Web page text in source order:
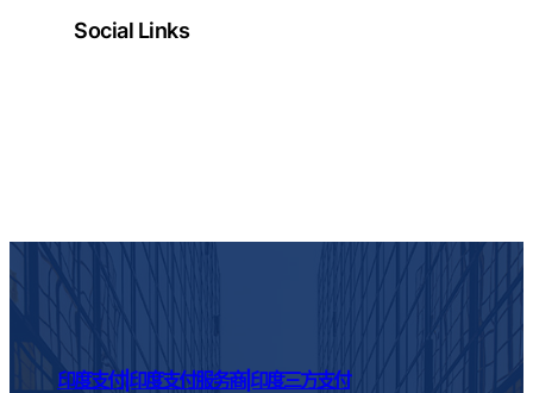
Social Links
印度支付|印度支付服务商|印度三方支付